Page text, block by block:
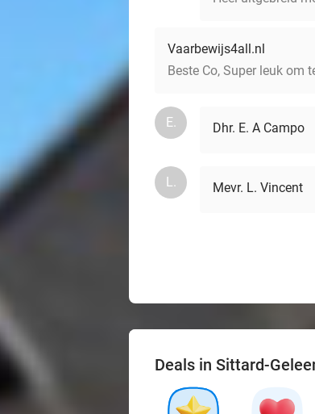
Vaarbewijs4all.nl
Beste Co, Super leuk om
E. Dhr. E. A Campo
L. Mevr. L. Vincent
Deals in Sittard-